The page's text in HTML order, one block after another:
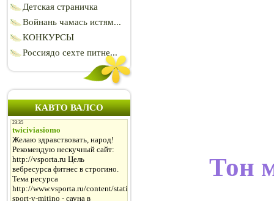
Детская страничка
Войнань чамась истям...
КОНКУРСЫ
Россиядо сехте питне...
КАВТО ВАЛСО
Тон